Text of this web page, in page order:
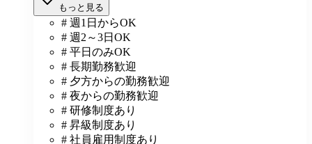
もっと見る
# 週1日からOK
# 週2～3日OK
# 平日のみOK
# 長期勤務歓迎
# 夕方からの勤務歓迎
# 夜からの勤務歓迎
# 研修制度あり
# 昇級制度あり
# 社員雇用制度あり